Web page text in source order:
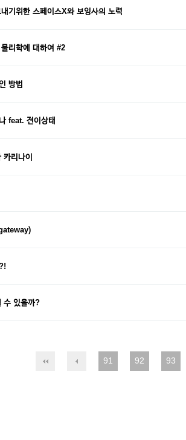
기위한 스페이스X와 보잉사의 노력
리학에 대하여 #2
방법
feat. 전이상태
카리나이
수 있을까?
91 92 93